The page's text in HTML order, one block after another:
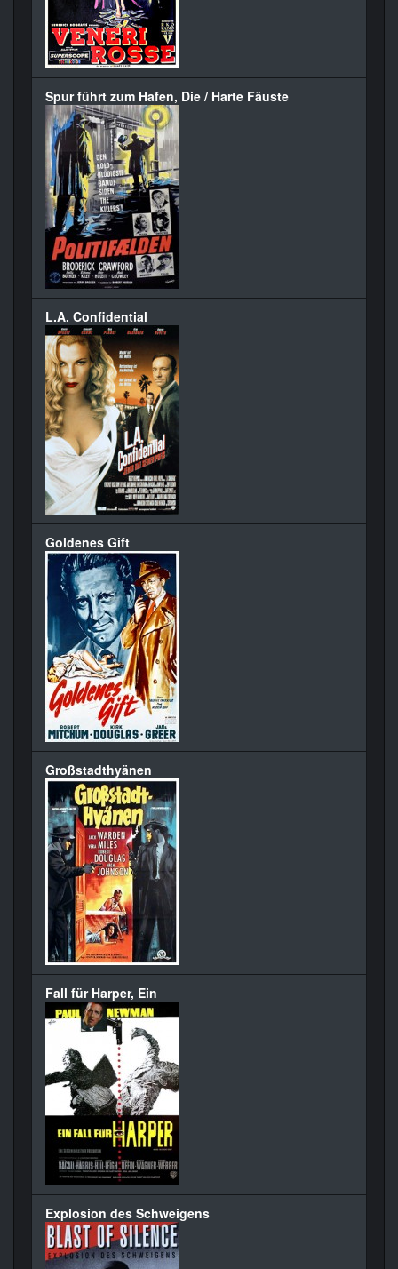
Spur führt zum Hafen, Die / Harte Fäuste
L.A. Confidential
Goldenes Gift
Großstadthyänen
Fall für Harper, Ein
Explosion des Schweigens